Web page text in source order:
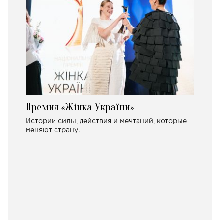
Премия «Жінка України»
Истории силы, действия и мечтаний, которые
меняют страну.